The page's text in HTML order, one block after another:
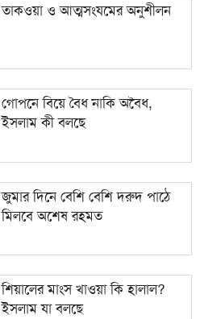
তাকওয়া ও আত্মসংযমের অনুশীলন
গোপনে বিয়ে বৈধ নাকি অবৈধ,
ইসলাম কী বলছে
জুমার দিনে বেশি বেশি দরুদ পাঠে
মিলবে অশেষ রহমত
শিয়ালের মাংস খাওয়া কি হালাল?
ইসলাম যা বলছে